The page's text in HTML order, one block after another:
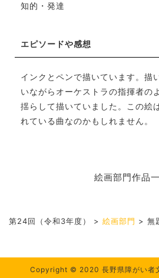
知的・発達
エピソードや感想
インクとペンで描いています。描
いながらオーケストラの指揮者の
揺らして描いていました。この絵
れている曲なのかもしれません。
絵画部門作品
第24回（令和3年度） > 絵画部門 > 無
Copyright © 2020 長野県障がい者